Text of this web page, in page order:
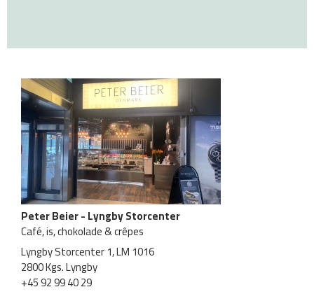
Peter Beier - Lyngby Storcenter
Café, is, chokolade & crêpes
Lyngby Storcenter 1, LM 1016
2800 Kgs. Lyngby
+45 92 99 40 29